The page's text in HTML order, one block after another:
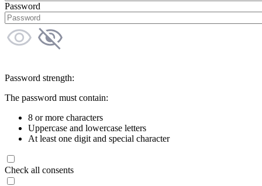
Password
Password strength:
The password must contain:
8 or more characters
Uppercase and lowercase letters
At least one digit and special character
Check all consents